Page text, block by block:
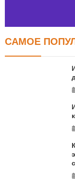
САМОЕ